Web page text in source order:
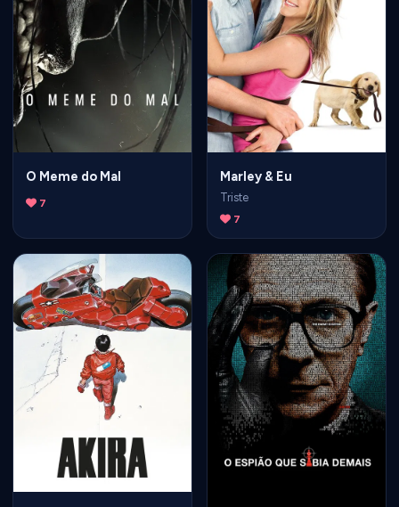
O Meme do Mal
7
Marley & Eu
Triste
7